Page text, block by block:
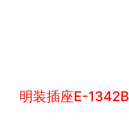
明装插座E-1342B